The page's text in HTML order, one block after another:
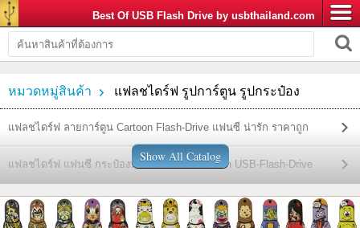
Best Of USB Flash Drive by usbthailand.com
หมวดหมู่สินค้า แฟลชไดร์ฟ รูปการ์ตูน รูปกระป๋อง
แฟลชไดร์ฟ ลายการ์ตูน Cartoon Flash-Drive แฟนซี น่ารัก ราคาถูก
แฟลชไดร์ฟ แฟนซี กระป๋องน้ำอัดลม พรีเมี่ยม Can USB-Flash-Drive
Show All Catalog